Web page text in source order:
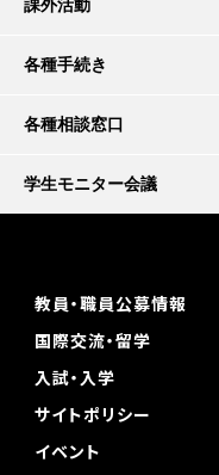
課外活動
各種手続き
各種相談窓口
学生モニター会議
教員・職員公募情報
国際交流・留学
入試・入学
サイトポリシー
イベント